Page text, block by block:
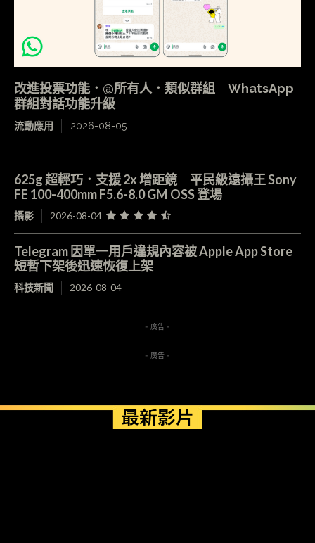
改進投票功能．@所有人．類似群組 WhatsApp
群組對話功能升級
流動應用 2026-08-05
625g 超輕巧．支援 2x 增距鏡 平民級遠攝王 Sony
FE 100-400mm F5.6-8.0 GM OSS 登場
攝影 2026-08-04
Telegram 因單一用戶違規內容被 Apple App Store
短暫下架後迅速恢復上架
科技新聞 2026-08-04
- 廣告 -
- 廣告 -
最新影片